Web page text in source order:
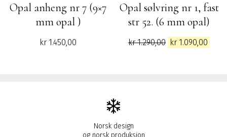
Opal anheng nr 7 (9×7
mm opal )
kr 1.450,00
Opal sølvring nr 1, fast
str 52. (6 mm opal)
kr1.290,00 Opprinnelig
kr 1.090,00
Norsk design
og norsk produksjon